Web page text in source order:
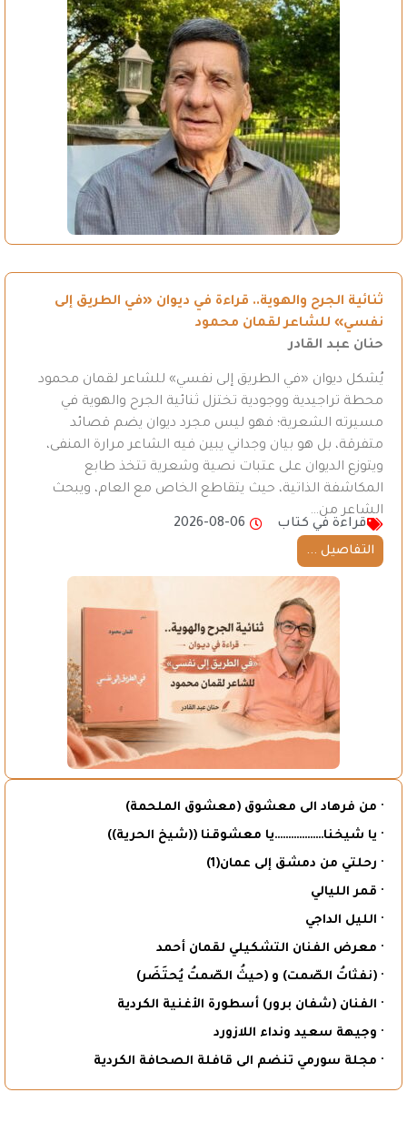
ثنائية الجرح والهوية.. قراءة في ديوان «في الطريق إلى
نفسي» للشاعر لقمان محمود
حنان عبد القادر
يُشكل ديوان «في الطريق إلى نفسي» للشاعر لقمان محمود
محطة تراجيدية ووجودية تختزل ثنائية الجرح والهوية في
مسيرته الشعرية؛ فهو ليس مجرد ديوان يضم قصائد
متفرقة، بل هو بيان وجداني يبين فيه الشاعر مرارة المنفى،
ويتوزع الديوان على عتبات نصية وشعرية تتخذ طابع
المكاشفة الذاتية، حيث يتقاطع الخاص مع العام، ويبحث
الشاعر من…
قراءة في كتاب
2026-08-06
التفاصيل ...
· من فرهاد الى معشوق (معشوق الملحمة)
· يا شيخنا………………يا معشوقنا ((شيخ الحرية))
· رحلتي من دمشق إلى عمان(1)
· قمر الليالي
· الليل الداجي
· معرض الفنان التشكيلي لقمان أحمد
· (نفثاتُ الصّمت) و (حيثُ الصّمتُ يُحتَضَر)
· الفنان (شفان برور) أسطورة الأغنية الكردية
· وجيهة سعيد ونداء اللازورد
· مجلة سورمي تنضم الى قافلة الصحافة الكردية